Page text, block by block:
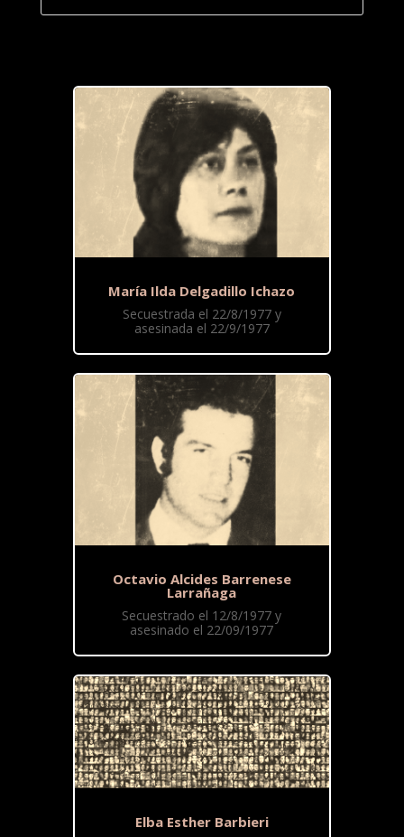
María Ilda Delgadillo Ichazo
Secuestrada el 22/8/1977 y
asesinada el 22/9/1977
Octavio Alcides Barrenese
Larrañaga
Secuestrado el 12/8/1977 y
asesinado el 22/09/1977
Elba Esther Barbieri